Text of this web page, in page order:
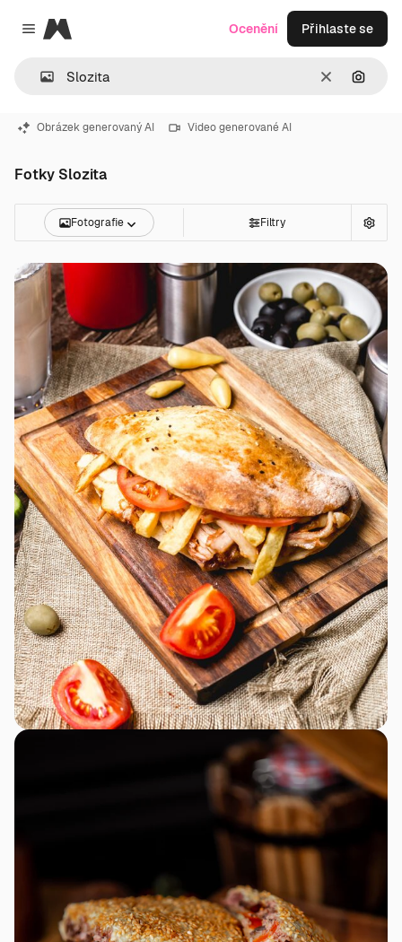
Close menu
Magnific
ZrušitHledat
Ocenění Přihlaste se
Obrázek generovaný AI Video generované AI
Fotky Slozita
Fotografie Filtry